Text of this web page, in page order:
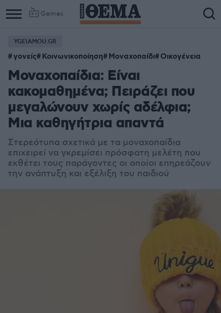
Games
YGEIAMOU.GR
γονείς Κοινωνικοποίηση Μοναχοπαίδι Οικογένεια
Μοναχοπαίδια: Είναι
κακομαθημένα; Πειράζει που
μεγαλώνουν χωρίς αδέλφια;
Μια καθηγήτρια απαντά
Στερεότυπα σχετικά με τα μοναχοπαίδια
επιχειρεί να γκρεμίσει πρόσφατη μελέτη που
εκθέτει τους παράγοντες οι οποίοι επηρεάζουν
την ανάπτυξη και εξέλιξη του παιδιού